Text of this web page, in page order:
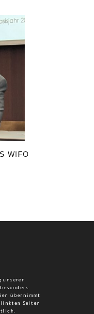
WIFO
unserer
übernimmt
Seiten